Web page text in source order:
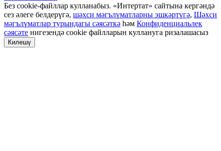
Без cookie-файллар кулланабыз. «Интертат» сайтына кергәндә
сез әлеге белдерүгә, шәхси мәгълүматларны эшкәртүгә, Шәхси
мәгълүматлар турындагы сәясәткә һәм Конфиденциальлек
сәясәте нигезендә cookie файлларын куллануга ризалашасыз
Килешү